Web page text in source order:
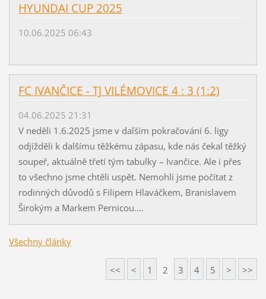
HYUNDAI CUP 2025
10.06.2025 06:43
FC IVANČICE - TJ VILÉMOVICE 4 : 3 (1:2)
04.06.2025 21:31
V neděli 1.6.2025 jsme v dalším pokračování 6. ligy
odjížděli k dalšímu těžkému zápasu, kde nás čekal těžký
soupeř, aktuálně třetí tým tabulky – Ivančice. Ale i přes
to všechno jsme chtěli uspět. Nemohli jsme počítat z
rodinných důvodů s Filipem Hlaváčkem, Branislavem
Širokým a Markem Pernicou....
Všechny články
<< < 1 2 3 4 5 > >>